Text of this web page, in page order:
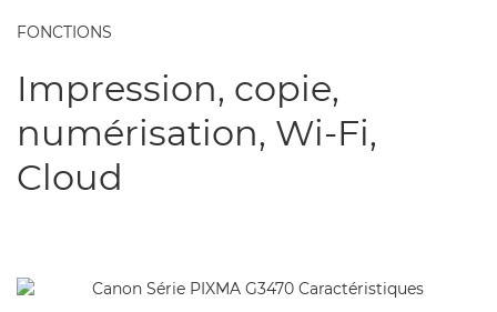
FONCTIONS
Impression, copie,
numérisation, Wi-Fi,
Cloud